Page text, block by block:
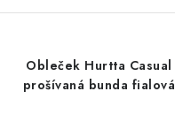
Obleček Hurtta Casual
prošívaná bunda fialová